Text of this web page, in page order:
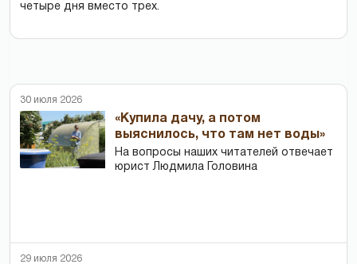
четыре дня вместо трех.
30 июля 2026
«Купила дачу, а потом
выяснилось, что там нет воды»
На вопросы наших читателей отвечает
юрист Людмила Головина
29 июля 2026